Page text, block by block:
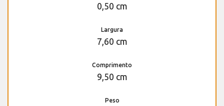
0,50 cm
Largura
7,60 cm
Comprimento
9,50 cm
Peso